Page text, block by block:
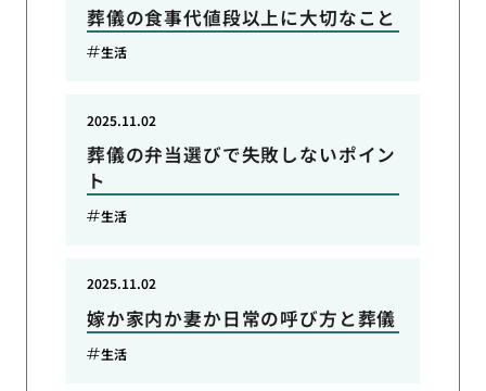
葬儀の食事代値段以上に大切なこと
生活
葬儀の弁当選びで失敗しないポイン
ト
2025.11.02
生活
嫁か家内か妻か日常の呼び方と葬儀
2025.11.02
生活